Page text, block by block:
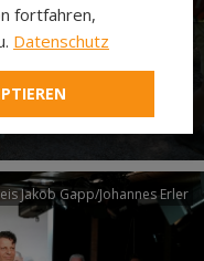
Jakob Gapp/Johannes Erler
fortfahren,
Datenschutz